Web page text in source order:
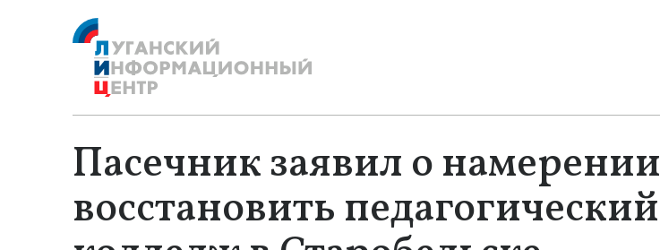
Пасечник заявил о намерении
восстановить педагогический